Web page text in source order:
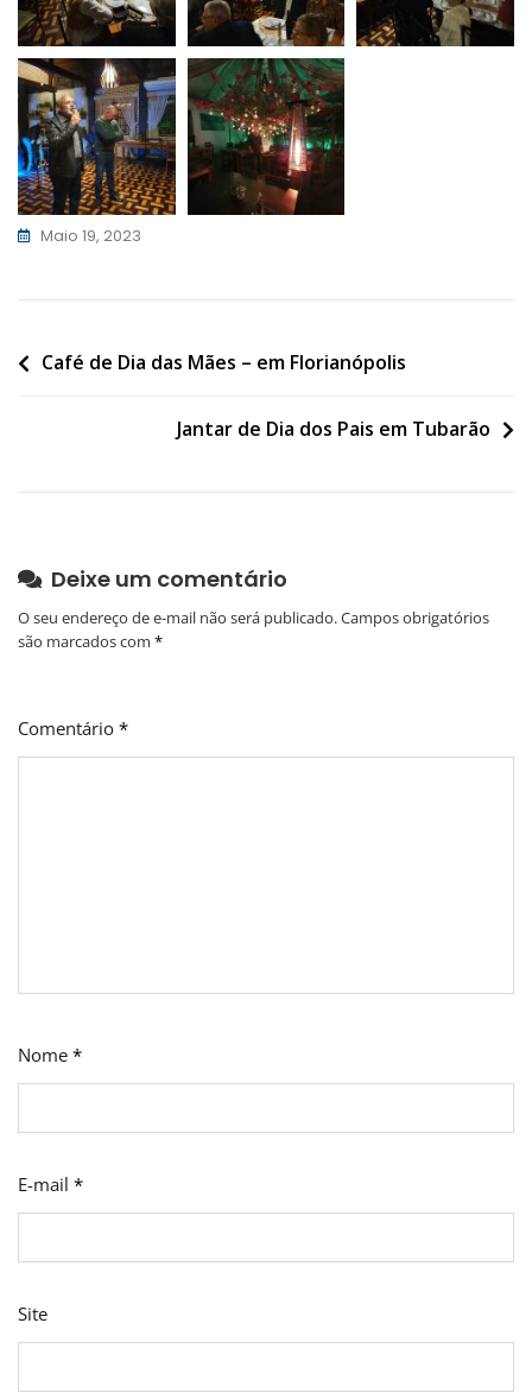
Maio 19, 2023
Navegação
Café de Dia das Mães – em Florianópolis
Jantar de Dia dos Pais em Tubarão
Deixe um comentário
O seu endereço de e-mail não será publicado.Campos obrigatórios
são marcados com *
Comentário *
Nome *
E-mail *
Site